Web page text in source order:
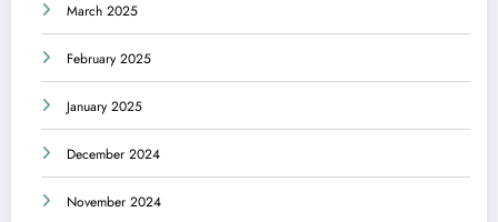
March 2025
February 2025
January 2025
December 2024
November 2024